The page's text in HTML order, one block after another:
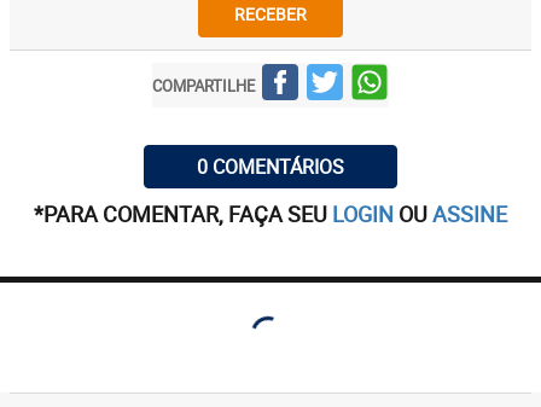
RECEBER
COMPARTILHE
0 COMENTÁRIOS
*PARA COMENTAR, FAÇA SEU LOGIN OUASSINE